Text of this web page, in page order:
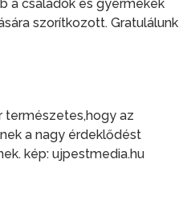
a családok és gyermekek
szorítkozott. Gratulálunk
természetes,hogy az
a nagy érdeklődést
kép: ujpestmedia.hu